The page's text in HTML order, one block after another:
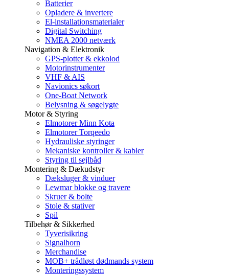
Batterier
Opladere & invertere
El-installationsmaterialer
Digital Switching
NMEA 2000 netværk
Navigation & Elektronik
GPS-plotter & ekkolod
Motorinstrumenter
VHF & AIS
Navionics søkort
One-Boat Network
Belysning & søgelygte
Motor & Styring
Elmotorer Minn Kota
Elmotorer Torqeedo
Hydrauliske styringer
Mekaniske kontroller & kabler
Styring til sejlbåd
Montering & Dækudstyr
Dæksluger & vinduer
Lewmar blokke og travere
Skruer & bolte
Stole & stativer
Spil
Tilbehør & Sikkerhed
Tyverisikring
Signalhorn
Merchandise
MOB+ trådløst dødmands system
Monteringssystem